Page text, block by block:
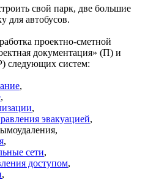
свой парк, две большие
для автобусов.
проектно-сметной
документация» (П) и
следующих систем:
,
,
,
эвакуацией,
,
сети,
доступом,
,